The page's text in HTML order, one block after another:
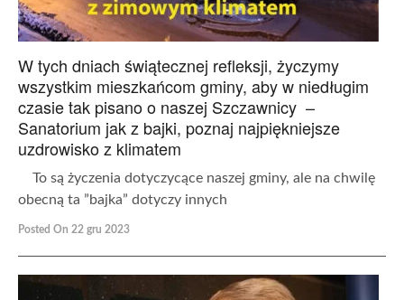
W tych dniach świątecznej refleksji, życzymy
wszystkim mieszkańcom gminy, aby w niedługim
czasie tak pisano o naszej Szczawnicy –
Sanatorium jak z bajki, poznaj najpiękniejsze
uzdrowisko z klimatem
To są życzenia dotyczycące naszej gminy, ale na chwilę
obecną ta ”bajka” dotyczy innych
Posted On 22 gru 2023